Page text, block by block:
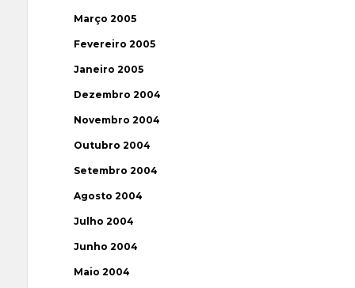
Março 2005
Fevereiro 2005
Janeiro 2005
Dezembro 2004
Novembro 2004
Outubro 2004
Setembro 2004
Agosto 2004
Julho 2004
Junho 2004
Maio 2004